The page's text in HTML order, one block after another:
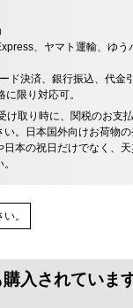
）
、ヤマト運輸、ゆう
ド決済、銀行振込、代金
限り対応可。
取り時に、関税のお
。日本国外向けお荷物の
本の祝日だけでなく、
。
入されていま